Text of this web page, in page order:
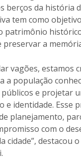
berços da história
tem como
patrimônio
preservar a
vagões, estamos
a população
e projetar
e identidade. Esse
planejamento,
com o
cidade”, destacou o